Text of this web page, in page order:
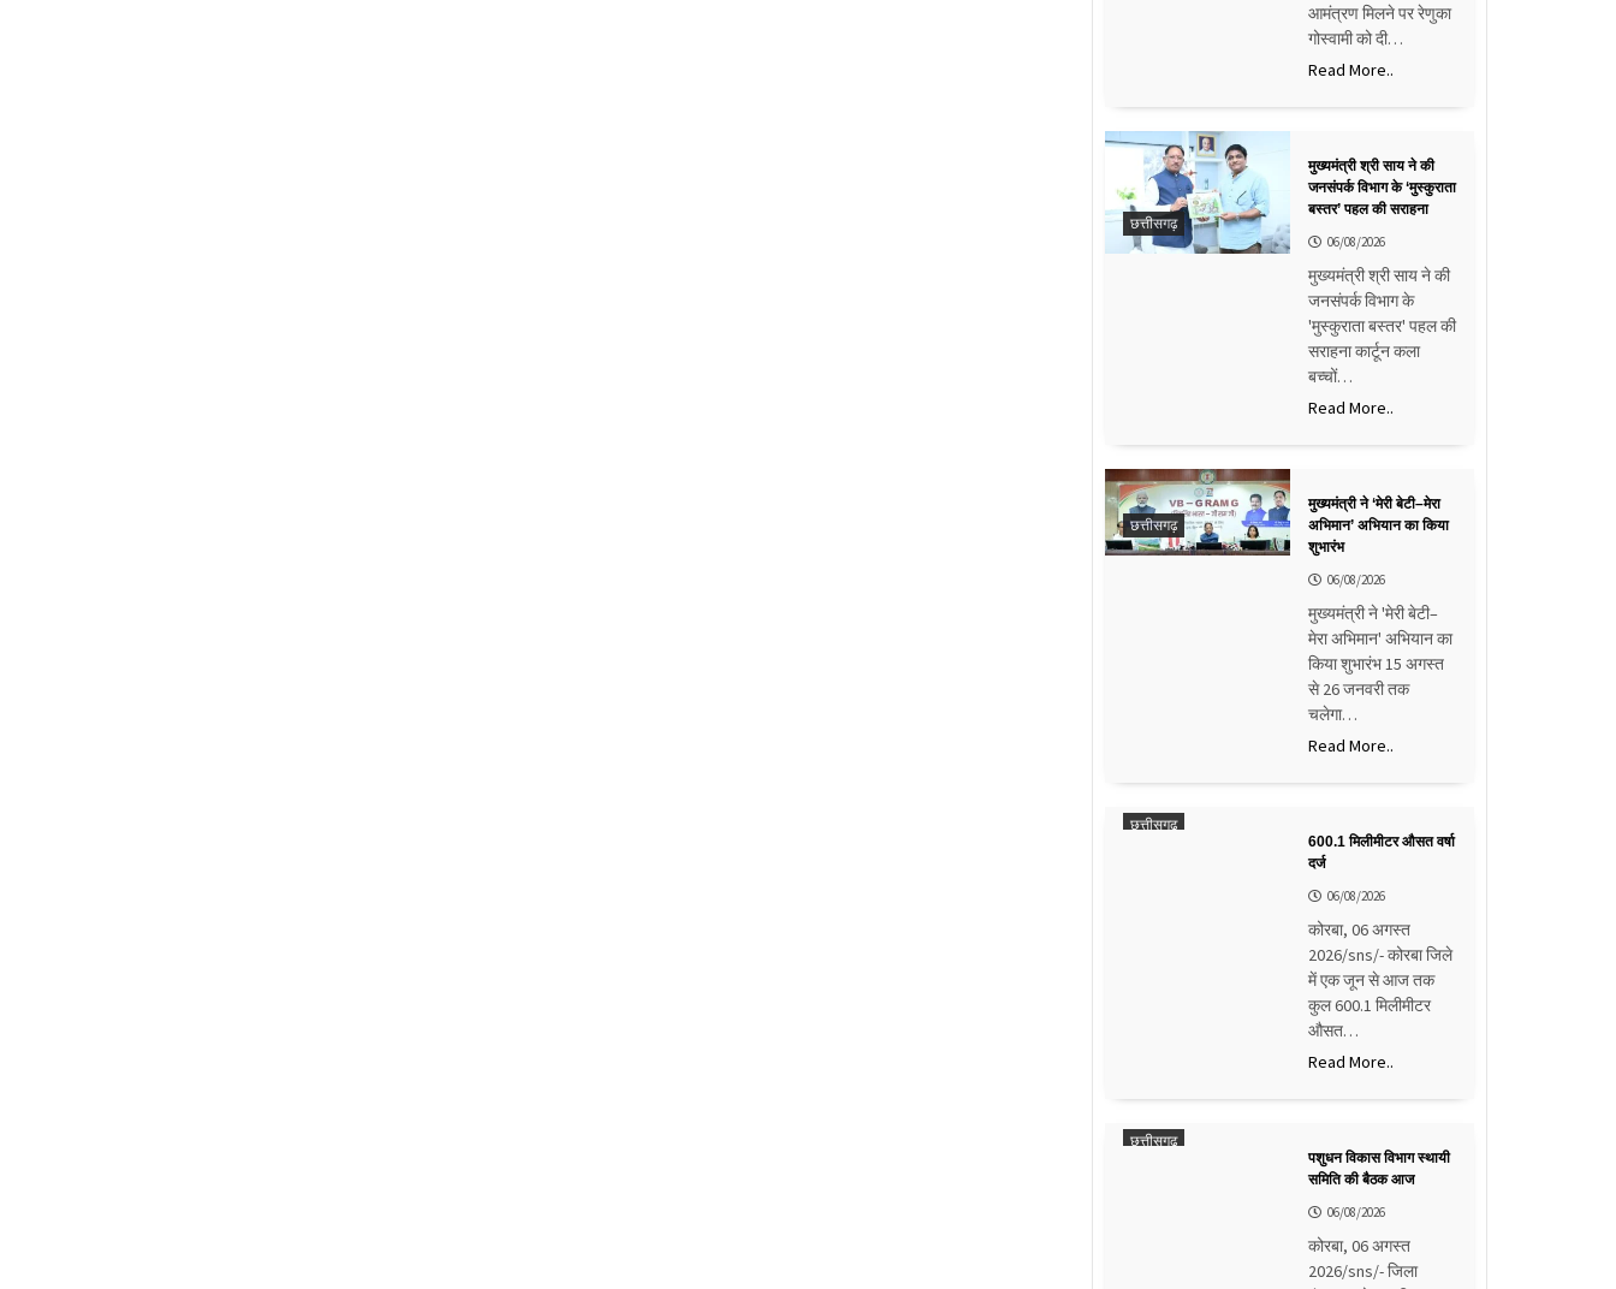
आमंत्रण मिलने पर रेणुका
गोस्वामी को दी…
Read More..
छत्तीसगढ़
मुख्यमंत्री श्री साय ने की
जनसंपर्क विभाग के ‘मुस्कुराता
बस्तर’ पहल की सराहना
06/08/2026
मुख्यमंत्री श्री साय ने की
जनसंपर्क विभाग के
'मुस्कुराता बस्तर' पहल की
सराहना कार्टून कला
बच्चों…
Read More..
छत्तीसगढ़
मुख्यमंत्री ने ‘मेरी बेटी–मेरा
अभिमान’ अभियान का किया
शुभारंभ
06/08/2026
मुख्यमंत्री ने 'मेरी बेटी–
मेरा अभिमान' अभियान का
किया शुभारंभ 15 अगस्त
से 26 जनवरी तक
चलेगा…
Read More..
छत्तीसगढ़
600.1 मिलीमीटर औसत वर्षा
दर्ज
06/08/2026
कोरबा, 06 अगस्त
2026/sns/- कोरबा जिले
में एक जून से आज तक
कुल 600.1 मिलीमीटर
औसत…
Read More..
छत्तीसगढ़
पशुधन विकास विभाग स्थायी
समिति की बैठक आज
06/08/2026
कोरबा, 06 अगस्त
2026/sns/- जिला